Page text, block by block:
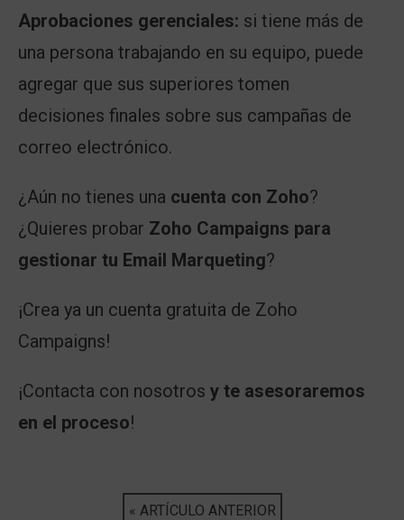
Aprobaciones gerenciales: si tiene más de
una persona trabajando en su equipo, puede
agregar que sus superiores tomen
decisiones finales sobre sus campañas de
correo electrónico.
¿Aún no tienes una cuenta con Zoho?
¿Quieres probar Zoho Campaigns para
gestionar tu Email Marqueting?
¡Crea ya un cuenta gratuita de Zoho
Campaigns!
¡Contacta con nosotros y te asesoraremos
en el proceso!
« ARTÍCULO ANTERIOR